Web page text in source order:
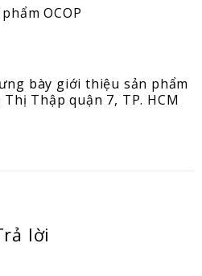
OCOP
bày giới thiệu sản phẩm
Thập quận 7, TP. HCM
lời